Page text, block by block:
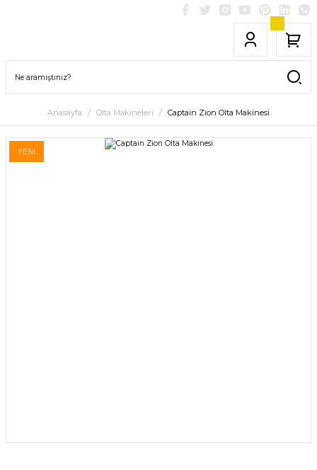
Anasayfa Olta Makineleri Captain Zion Olta Makinesi
YENİ